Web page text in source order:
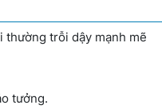
thường trỗi dậy mạnh mẽ
tưởng.